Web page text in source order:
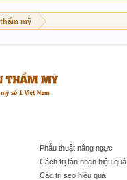
mỹ
Phẫu thuật nâng ngực
Cách trị tàn nhan hiệu quả
Các trị sẹo hiệu quả